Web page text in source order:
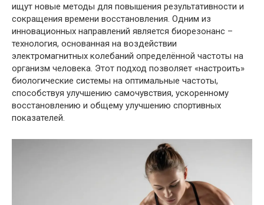
ищут новые методы для повышения результативности и
сокращения времени восстановления. Одним из
инновационных направлений является биорезонанс –
технология, основанная на воздействии
электромагнитных колебаний определённой частоты на
организм человека. Этот подход позволяет «настроить»
биологические системы на оптимальные частоты,
способствуя улучшению самочувствия, ускоренному
восстановлению и общему улучшению спортивных
показателей.